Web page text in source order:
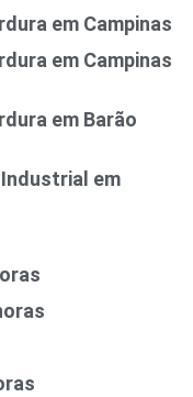
em Campinas
em Campinas
em Barão
em